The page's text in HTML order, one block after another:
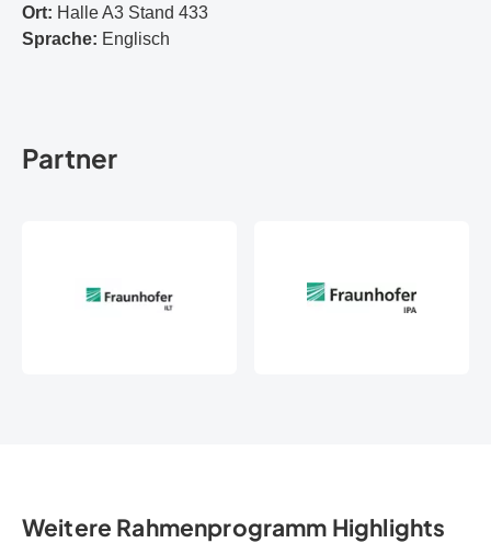
Ort: Halle A3 Stand 433
Sprache: Englisch
Partner
Weitere Rahmenprogramm Highlights